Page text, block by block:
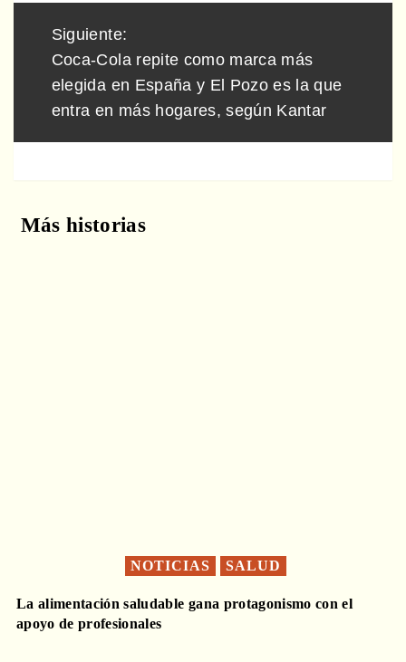
Siguiente:
Coca-Cola repite como marca más
elegida en España y El Pozo es la que
entra en más hogares, según Kantar
Más historias
NOTICIAS SALUD
La alimentación saludable gana protagonismo con el
apoyo de profesionales